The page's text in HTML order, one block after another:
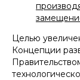
Целью
Концепции